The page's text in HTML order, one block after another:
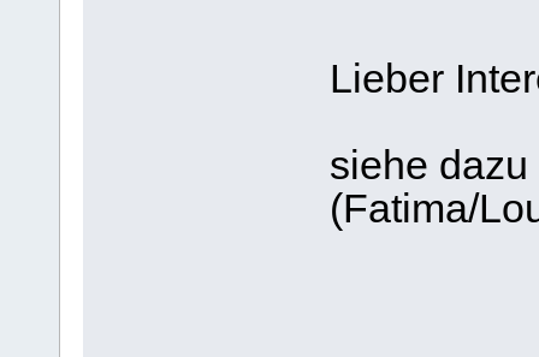
Lieber
siehe dazu
(Fatima/